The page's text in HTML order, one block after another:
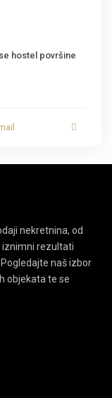
hostel površine
nekretnina, od
iznimni rezultati
naš izbor
objekata te se